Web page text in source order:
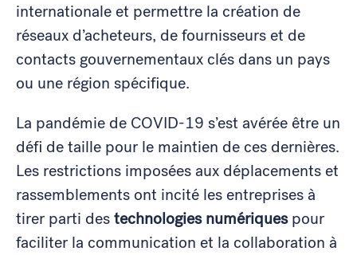
internationale et permettre la création de
réseaux d’acheteurs, de fournisseurs et de
contacts gouvernementaux clés dans un pays
ou une région spécifique.
La pandémie de COVID-19 s’est avérée être un
défi de taille pour le maintien de ces dernières.
Les restrictions imposées aux déplacements et
rassemblements ont incité les entreprises à
tirer parti destechnologies numériquespour
faciliter la communication et la collaboration à